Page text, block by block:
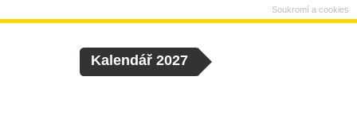
Kalendář 2027
Soukromí a cookies